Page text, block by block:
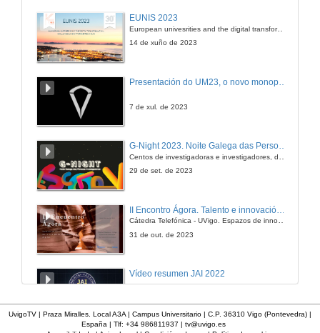
Estatísticos dun proceso estocástico
Estacionariedade de un proceso estocástico
EUNIS 2023
European univesrities and the digital transformation: challenges and opportunities ahead
14 de xuño de 2023
7 de xul. de 2023
G-Night 2023. Noite Galega das Persoas Investigadoras. Conciencias creativas
29 de set. de 2023
Cátedra Telefónica - UVigo. Espazos de innovación
31 de out. de 2023
Vídeo resumen JAI 2022
UvigoTV | Praza Miralles. Local A3A | Campus Universitario | C.P. 36310 Vigo (Pontevedra) |
España | Tlf: +34 986811937 | tv@uvigo.es